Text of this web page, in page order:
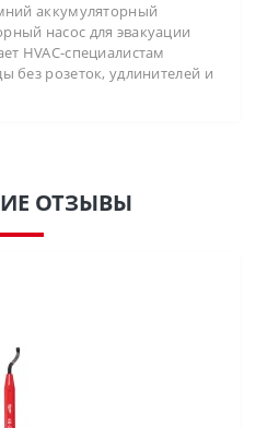
аккумуляторный
насос для эвакуации
HVAC-специалистам
без розеток, удлинителей и
ОТЗЫВЫ